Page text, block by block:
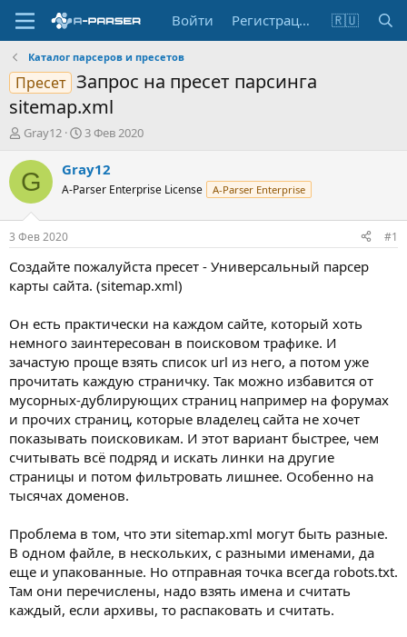
Войти Регистрация 🇷🇺
Каталог парсеров и пресетов
Пресет Запрос на пресет парсинга
sitemap.xml
А
т
о
т
е
м
ы
Gray12
Д
т
а
н
а
л
3 Фев 2020
G Gray12
A-Parser Enterprise License A-Parser Enterprise
3 Фев 2020 #1
Создайте пожалуйста пресет - Универсальный парсер
карты сайта. (sitemap.xml)
Он есть практически на каждом сайте, который хоть
немного заинтересован в поисковом трафике. И
зачастую проще взять список url из него, а потом уже
прочитать каждую страничку. Так можно избавится от
мусорных-дублирующих страниц например на форумах
и прочих страниц, которые владелец сайта не хочет
показывать поисковикам. И этот вариант быстрее, чем
считывать всё подряд и искать линки на другие
страницы и потом фильтровать лишнее. Особенно на
тысячах доменов.
Проблема в том, что эти sitemap.xml могут быть разные.
В одном файле, в нескольких, с разными именами, да
еще и упакованные. Но отправная точка всегда robots.txt.
Там они перечислены, надо взять имена и считать
каждый, если архивы, то распаковать и считать.